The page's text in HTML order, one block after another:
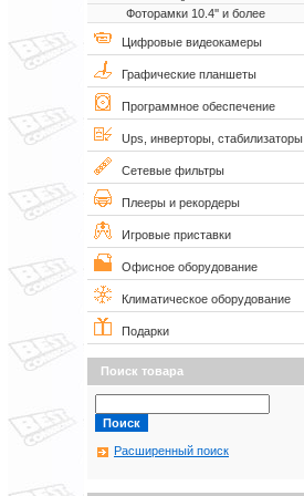
Фоторамки 10.4'' и более
Цифровые видеокамеры
Графические планшеты
Программное обеспечение
Ups, инверторы, стабилизаторы
Сетевые фильтры
Плееры и рекордеры
Игровые приставки
Офисное оборудование
Климатическое оборудование
Подарки
Поиск товара
Расширенный поиск